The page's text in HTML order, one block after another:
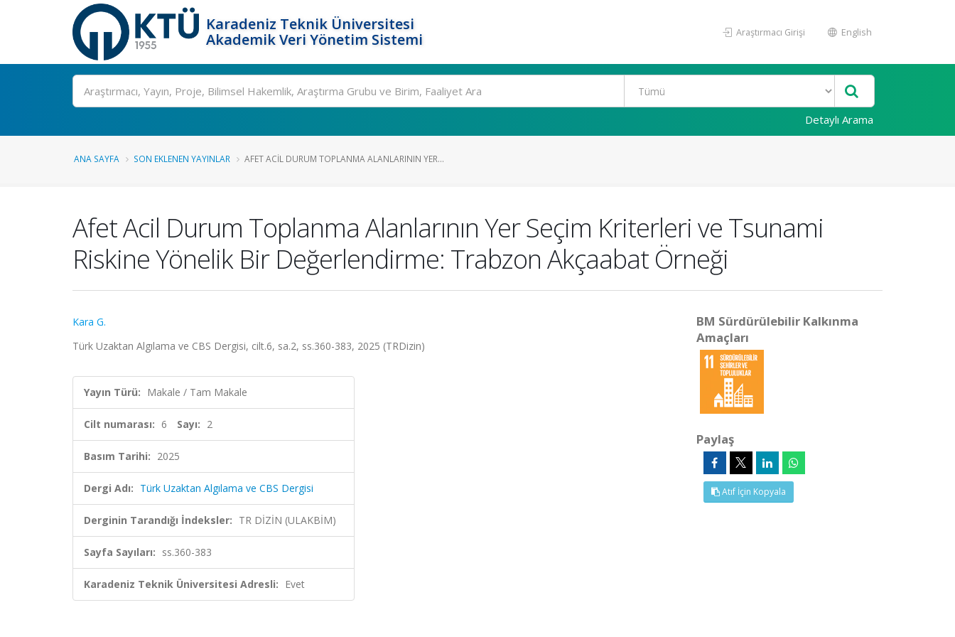
Karadeniz Teknik Üniversitesi
Akademik Veri Yönetim Sistemi
Araştırmacı Girişi English
Ara
Detaylı Arama
ANA SAYFA SON EKLENEN YAYINLAR AFET ACIL DURUM TOPLANMA ALANLARININ YER...
Afet Acil Durum Toplanma Alanlarının Yer Seçim Kriterleri ve Tsunami
Riskine Yönelik Bir Değerlendirme: Trabzon Akçaabat Örneği
Kara G.
Türk Uzaktan Algılama ve CBS Dergisi, cilt.6, sa.2, ss.360-383, 2025 (TRDizin)
Yayın Türü: Makale / Tam Makale
Cilt numarası: 6 Sayı: 2
Basım Tarihi: 2025
Dergi Adı: Türk Uzaktan Algılama ve CBS Dergisi
Derginin Tarandığı İndeksler: TR DİZİN (ULAKBİM)
Sayfa Sayıları: ss.360-383
Karadeniz Teknik Üniversitesi Adresli: Evet
BM Sürdürülebilir Kalkınma
Amaçları
Paylaş
Atıf İçin Kopyala